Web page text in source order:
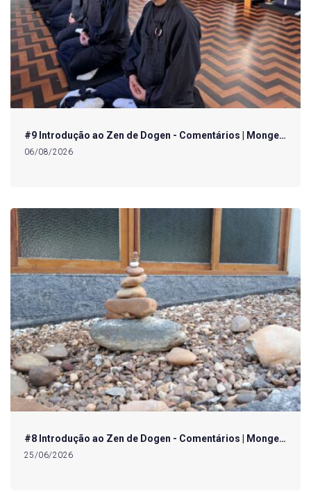
#9 Introdução ao Zen de Dogen - Comentários | Monge…
06/08/2026
#8 Introdução ao Zen de Dogen - Comentários | Monge…
25/06/2026